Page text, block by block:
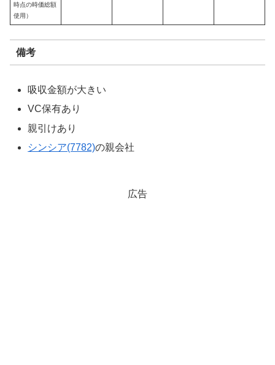
時点の時価総額
使用）
備考
吸収金額が大きい
VC保有あり
親引けあり
シンシア(7782)の親会社
広告